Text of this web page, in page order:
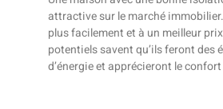
attractive sur le marché
plus facilement et à un meilleur
potentiels savent qu’ils feront des
d’énergie et apprécieront le